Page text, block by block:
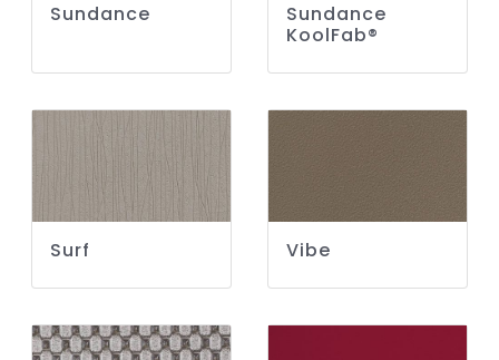
Sundance
Sundance
KoolFab®
Surf Vibe